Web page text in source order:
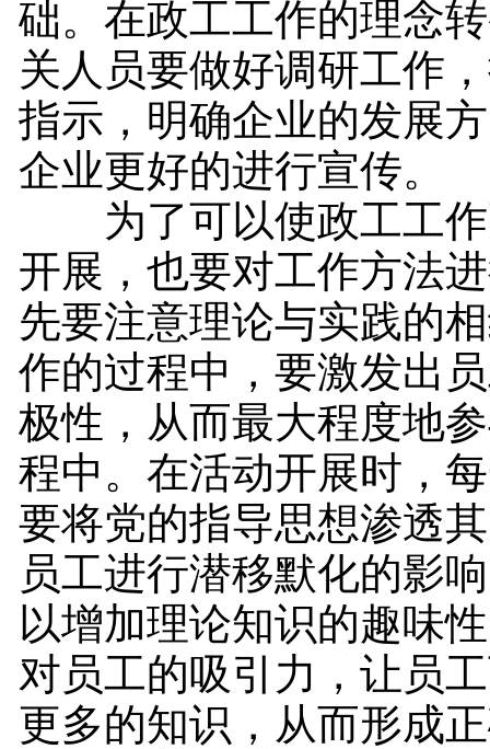
础。在政工工作的理念
关人员要做好调研工作
指示，明确企业的发展
企业更好的进行宣传。
为了可以使政工工作
开展，也要对工作方法
先要注意理论与实践的
作的过程中，要激发出
极性，从而最大程度地
程中。在活动开展时，
要将党的指导思想渗透
员工进行潜移默化的影
以增加理论知识的趣味
对员工的吸引力，让员
更多的知识，从而形成